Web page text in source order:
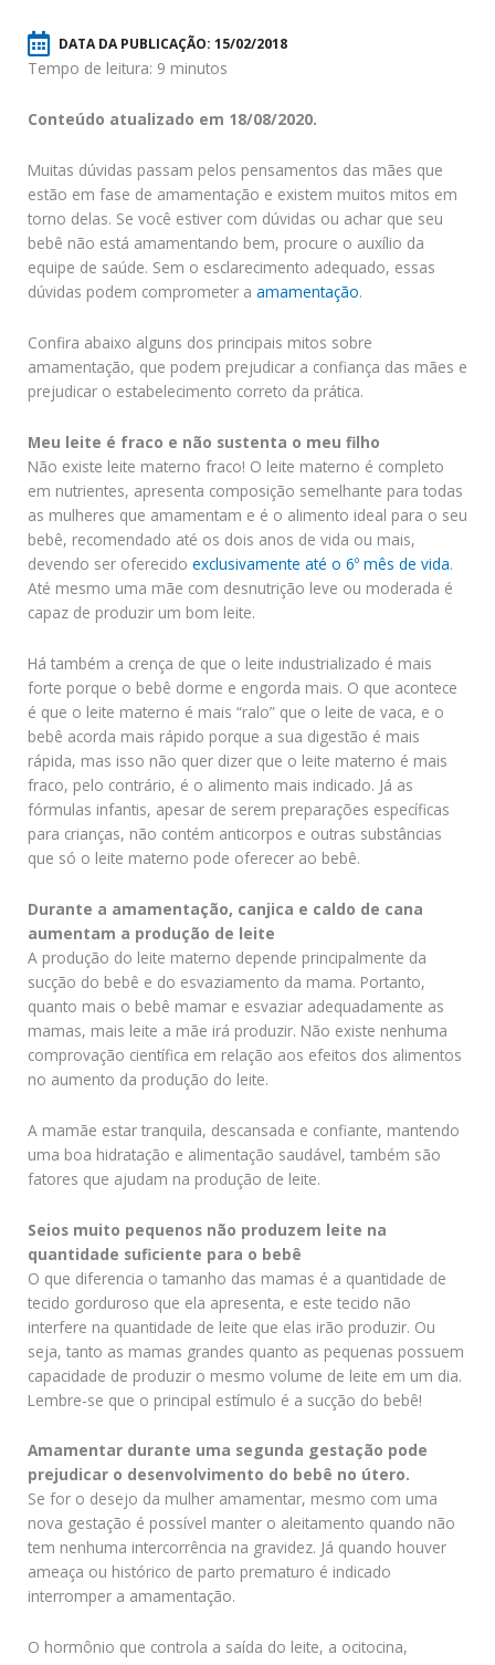
DATA DA PUBLICAÇÃO: 15/02/2018
Tempo de leitura: 9 minutos
Conteúdo atualizado em 18/08/2020.
Muitas dúvidas passam pelos pensamentos das mães que
estão em fase de amamentação e existem muitos mitos em
torno delas. Se você estiver com dúvidas ou achar que seu
bebê não está amamentando bem, procure o auxílio da
equipe de saúde. Sem o esclarecimento adequado, essas
dúvidas podem comprometer a amamentação.
Confira abaixo alguns dos principais mitos sobre
amamentação, que podem prejudicar a confiança das mães e
prejudicar o estabelecimento correto da prática.
Meu leite é fraco e não sustenta o meu filho
Não existe leite materno fraco! O leite materno é completo
em nutrientes, apresenta composição semelhante para todas
as mulheres que amamentam e é o alimento ideal para o seu
bebê, recomendado até os dois anos de vida ou mais,
devendo ser oferecido exclusivamente até o 6º mês de vida.
Até mesmo uma mãe com desnutrição leve ou moderada é
capaz de produzir um bom leite.
Há também a crença de que o leite industrializado é mais
forte porque o bebê dorme e engorda mais. O que acontece
é que o leite materno é mais “ralo” que o leite de vaca, e o
bebê acorda mais rápido porque a sua digestão é mais
rápida, mas isso não quer dizer que o leite materno é mais
fraco, pelo contrário, é o alimento mais indicado. Já as
fórmulas infantis, apesar de serem preparações específicas
para crianças, não contém anticorpos e outras substâncias
que só o leite materno pode oferecer ao bebê.
Durante a amamentação, canjica e caldo de cana
aumentam a produção de leite
A produção do leite materno depende principalmente da
sucção do bebê e do esvaziamento da mama. Portanto,
quanto mais o bebê mamar e esvaziar adequadamente as
mamas, mais leite a mãe irá produzir. Não existe nenhuma
comprovação científica em relação aos efeitos dos alimentos
no aumento da produção do leite.
A mamãe estar tranquila, descansada e confiante, mantendo
uma boa hidratação e alimentação saudável, também são
fatores que ajudam na produção de leite.
Seios muito pequenos não produzem leite na
quantidade suficiente para o bebê
O que diferencia o tamanho das mamas é a quantidade de
tecido gorduroso que ela apresenta, e este tecido não
interfere na quantidade de leite que elas irão produzir. Ou
seja, tanto as mamas grandes quanto as pequenas possuem
capacidade de produzir o mesmo volume de leite em um dia.
Lembre-se que o principal estímulo é a sucção do bebê!
Amamentar durante uma segunda gestação pode
prejudicar o desenvolvimento do bebê no útero.
Se for o desejo da mulher amamentar, mesmo com uma
nova gestação é possível manter o aleitamento quando não
tem nenhuma intercorrência na gravidez. Já quando houver
ameaça ou histórico de parto prematuro é indicado
interromper a amamentação.
O hormônio que controla a saída do leite, a ocitocina,